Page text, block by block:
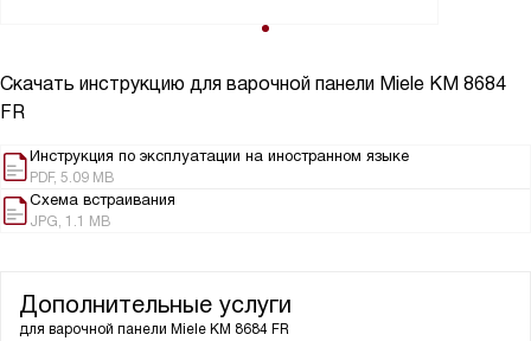
Скачать инструкцию для варочной панели Miele KM 8684
FR
Инструкция по эксплуатации на иностранном языке
PDF, 5.09 MB
Схема встраивания
JPG, 1.1 MB
Дополнительные услуги
для варочной панели Miele KM 8684 FR